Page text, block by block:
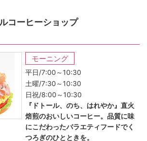
コーヒーショップ
モーニング
平日/7:00～10:30
土曜/7:30～10:30
日祝/8:00～10:30
『ドトール、のち、はれやか』直火
焙煎のおいしいコーヒー。品質に味
にこだわったバラエティフードでく
つろぎのひとときを。